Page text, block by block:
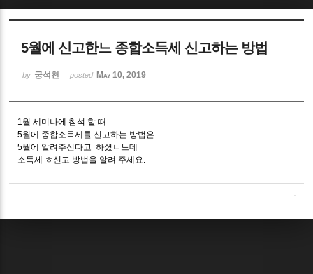
5월에 신고한느 종합소득세 신고하는 방법
by 궁석천 posted May 10, 2019
1월 세미나에 참석 할 때
5월에 종합소득세를 신고하는 방법은
5월에 알려주신다고 하셨ㄴ느데
소득세 ㅎ신고 방법을 알려 주세요.
Sketchbook5, 스케치북5
Sketchbook5, 스케치북5